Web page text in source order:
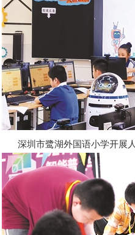
深圳市鹭湖外国语小学开展